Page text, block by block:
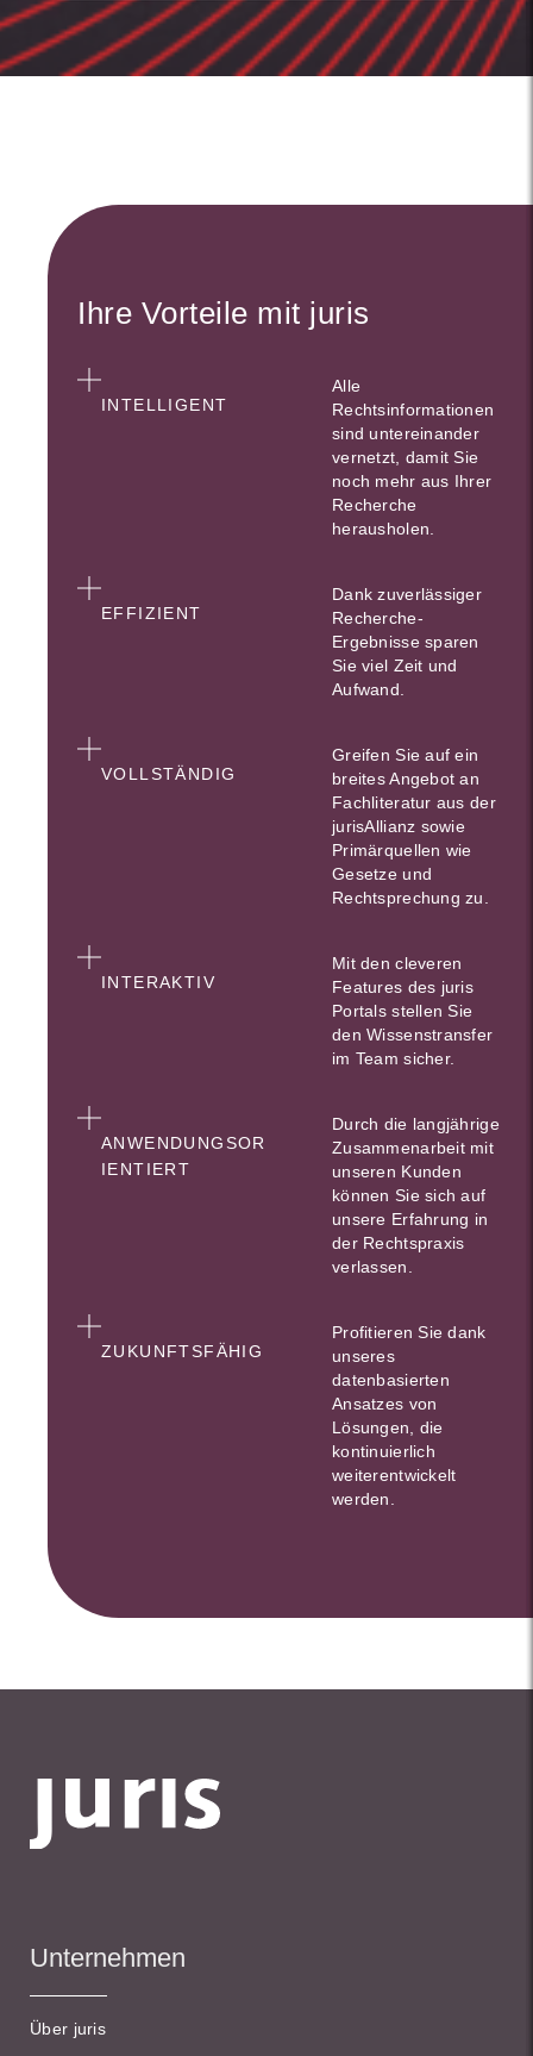
Ihre Vorteile mit juris
INTELLIGENT
Alle
Rechtsinformationen
sind untereinander
vernetzt, damit Sie
noch mehr aus Ihrer
Recherche
herausholen.
EFFIZIENT
Dank zuverlässiger
Recherche-
Ergebnisse sparen
Sie viel Zeit und
Aufwand.
VOLLSTÄNDIG
Greifen Sie auf ein
breites Angebot an
Fachliteratur aus der
jurisAllianz sowie
Primärquellen wie
Gesetze und
Rechtsprechung zu.
INTERAKTIV
Mit den cleveren
Features des juris
Portals stellen Sie
den Wissenstransfer
im Team sicher.
ANWENDUNGSOR
IENTIERT
Durch die langjährige
Zusammenarbeit mit
unseren Kunden
können Sie sich auf
unsere Erfahrung in
der Rechtspraxis
verlassen.
ZUKUNFTSFÄHIG
Profitieren Sie dank
unseres
datenbasierten
Ansatzes von
Lösungen, die
kontinuierlich
weiterentwickelt
werden.
Unternehmen
Über juris